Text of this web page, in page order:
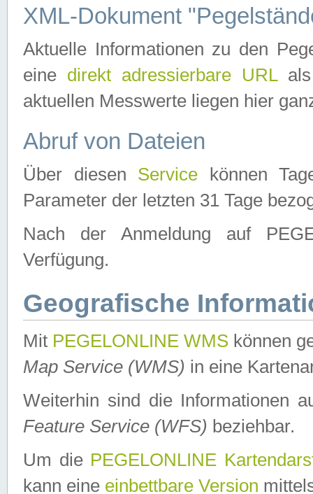
XML-Dokument
Aktuelle Informationen zu den
eine direkt adressierbare URLals
aktuellen Messwerte liegen hier
Abruf von Dateien
Über diesen Service können
Parameter der letzten 31 Tage
Nach der Anmeldung auf
Verfügung.
Geografische
Mit PEGELONLINE WMS können
Map Service (WMS) in eine
Weiterhin sind die Informationen
Feature Service (WFS) beziehbar.
Um die PEGELONLINE
kann eine einbettbare Version